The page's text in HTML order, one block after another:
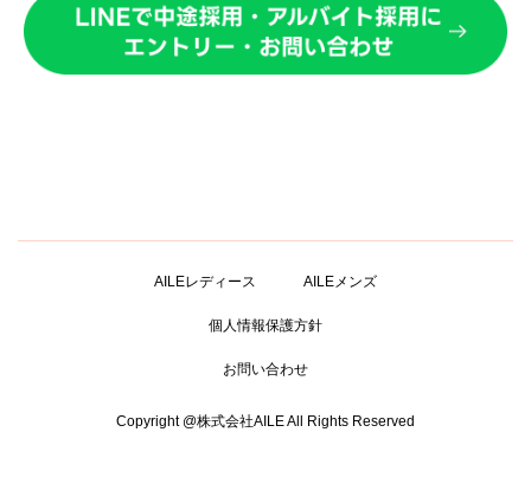
AILEレディース AILEメンズ
個人情報保護方針
お問い合わせ
Copyright @株式会社AILE All Rights Reserved